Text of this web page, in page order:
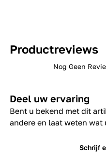
Productreviews
Nog Geen
Deel uw ervaring
Bent u bekend met dit
andere en laat weten wat
Schrijf